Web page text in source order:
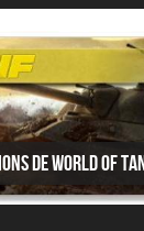
de World of